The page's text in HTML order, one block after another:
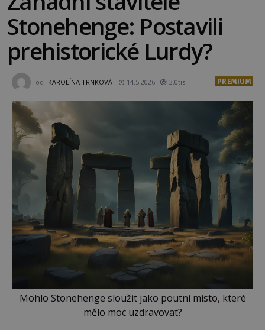
Stonehenge: Postavili
prehistorické Lurdy?
od KAROLÍNA TRNKOVÁ 14.5.2026 3.0tis PREMIUM
Mohlo Stonehenge sloužit jako poutní místo, které
mělo moc uzdravovat?